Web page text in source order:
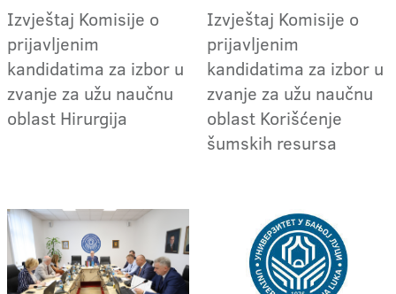
Izvještaj Komisije o
prijavljenim
kandidatima za izbor u
zvanje za užu naučnu
oblast Hirurgija
Izvještaj Komisije o
prijavljenim
kandidatima za izbor u
zvanje za užu naučnu
oblast Korišćenje
šumskih resursa